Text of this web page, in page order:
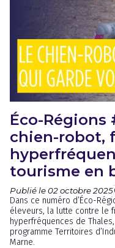
Éco-Régions
chien-robot,
tourisme en
Publié le 02 octobre 2025
Dans ce numéro d’Éco-
éleveurs, la lutte contre le
hyperfréquences de
programme Territoires
Marne.